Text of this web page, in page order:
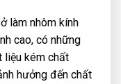
làm nhôm kính
cao, có những
liệu kém chất
hưởng đến chất